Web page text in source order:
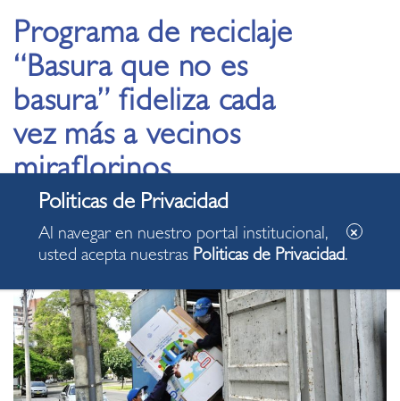
Programa de reciclaje
“Basura que no es
basura” fideliza cada
vez más a vecinos
miraflorinos
05.05.2021
Al navegar en nuestro portal institucional,
usted acepta nuestras Politicas de Privacidad.